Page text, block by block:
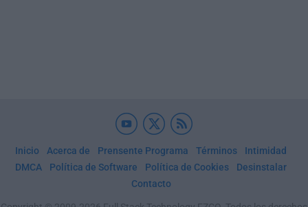
Inicio Acerca de Prensente Programa Términos
Intimidad
DMCA
Política de Software Política de Cookies
Desinstalar
Contacto